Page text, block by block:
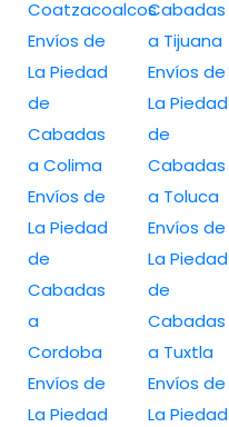
Coatzacoalcos
Envíos de
La Piedad
de
Cabadas
a Colima
Envíos de
La Piedad
de
Cabadas
a
Cordoba
Envíos de
La Piedad
Cabadas
a Tijuana
Envíos de
La Piedad
de
Cabadas
a Toluca
Envíos de
La Piedad
de
Cabadas
a Tuxtla
Envíos de
La Piedad